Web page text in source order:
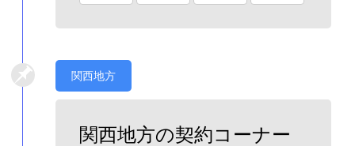
関西地方
関西地方の契約コーナー